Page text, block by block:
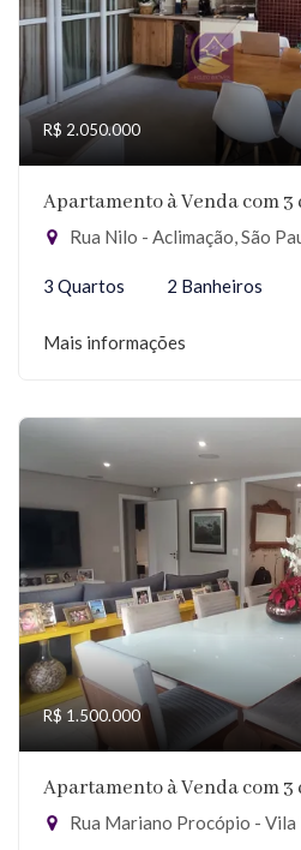
R$ 2.050.000
Apartamento à Venda com 3
Rua Nilo - Aclimação, São
3 Quartos 2 Banheiros
Mais informações
R$ 1.500.000
Apartamento à Venda com 3
Rua Mariano Procópio - Vila